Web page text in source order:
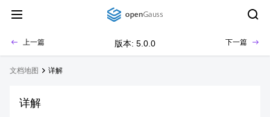
上一篇 版本: 5.0.0 下一篇
文档地图 详解
详解